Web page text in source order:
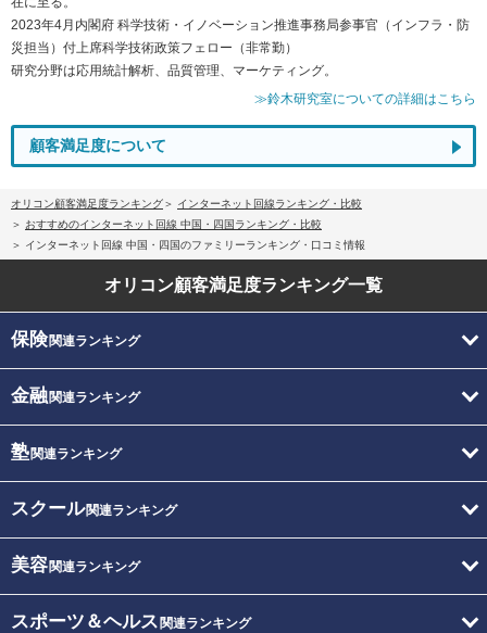
2023年4月内閣府 科学技術・イノベーション推進事務局参事官（インフラ・防
災担当）付上席科学技術政策フェロー（非常勤）
研究分野は応用統計解析、品質管理、マーケティング。
≫鈴木研究室についての詳細はこちら
顧客満足度について
オリコン顧客満足度ランキング
インターネット回線ランキング・比較
おすすめのインターネット回線 中国・四国ランキング・比較
インターネット回線 中国・四国のファミリーランキング・口コミ情報
オリコン顧客満足度ランキング一覧
保険関連ランキング
金融関連ランキング
塾関連ランキング
スクール関連ランキング
美容関連ランキング
スポーツ＆ヘルス 関連ランキング